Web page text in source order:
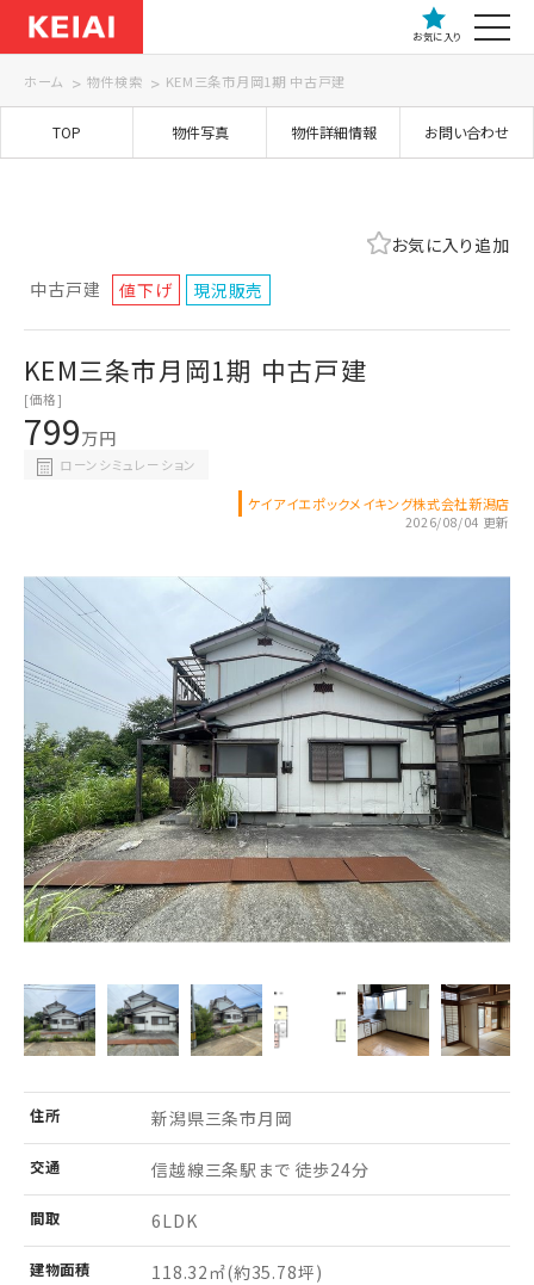
お気に入り
ホーム 物件検索 KEM三条市月岡1期 中古戸建
TOP 物件写真 物件詳細情報 お問い合わせ
中古戸建 値下げ 現況販売
お気に入り追加
KEM三条市月岡1期 中古戸建
[価格]
799万円
ローンシミュレーション
ケイアイエポックメイキング株式会社新潟店
2026/08/04 更新
住所 新潟県三条市月岡
交通 信越線三条駅まで 徒歩24分
間取 6LDK
建物面積 118.32㎡(約35.78坪)